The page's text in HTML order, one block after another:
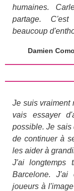
humaines.
partage.
beaucoup
Damien
Je suis vraiment
vais essayer
possible. Je sais
de continuer à
les aider à
J'ai longtemps
Barcelone. J'ai
joueurs à